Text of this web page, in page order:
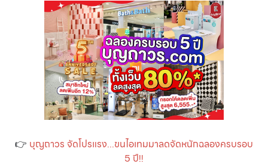
👉 บุญถาวร จัดโปรแรง...ขนไอเทมมาลดจัดหนักฉลองครบรอบ
5 ปี!!